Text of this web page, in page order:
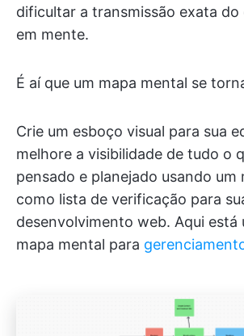
dificultar a transmissão exata do
em mente.
É aí que um mapa mental se
Crie um esboço visual para sua
melhore a visibilidade de tudo o
pensado e planejado usando um
como lista de verificação para
desenvolvimento web. Aqui está
mapa mental para